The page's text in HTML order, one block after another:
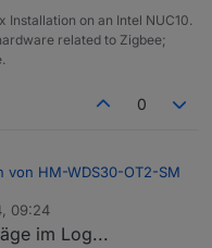
Installation on an Intel NUC10.
related to Zigbee;
0
von HM-WDS30-OT2-SM
IP-Geräten - alles
09:24
im Log...